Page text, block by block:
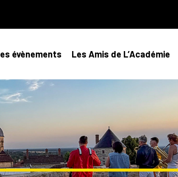
évènements Les Amis de L’Académie